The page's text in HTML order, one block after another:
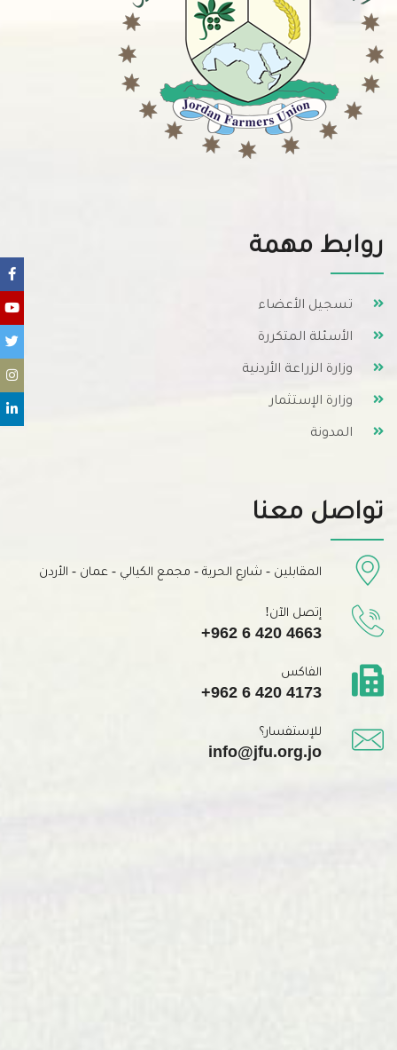
روابط مهمة
تسجيل الأعضاء
الأسئلة المتكررة
وزارة الزراعة الأردنية
وزارة الإستثمار
المدونة
تواصل معنا
المقابلين - شارع الحرية - مجمع الكيالي - عمان - الأردن
إتصل الآن!
+962 6 420 4663
الفاكس
+962 6 420 4173
للإستفسار؟
info@jfu.org.jo